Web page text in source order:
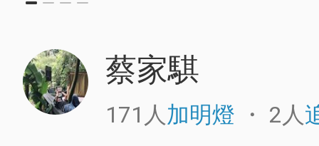
蔡家騏
171人加明燈 ・ 2人